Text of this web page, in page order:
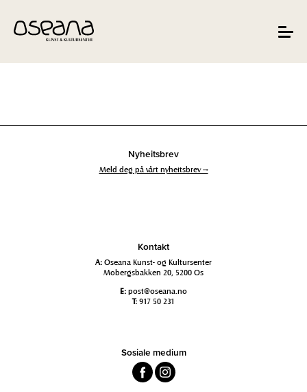
innhold
navigasjon
Toggle
Nyheitsbrev
Meld deg på vårt nyheitsbrev →
Kontakt
A: Oseana Kunst- og Kultursenter
Mobergsbakken 20, 5200 Os
E: post@oseana.no
T: 917 50 231
Sosiale medium